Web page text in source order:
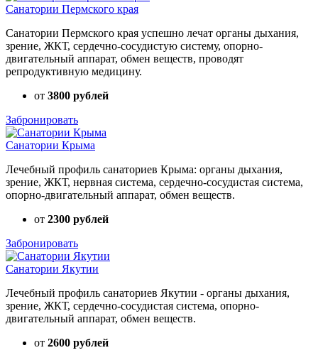
Санатории Пермского края
Санатории Пермского края успешно лечат органы дыхания,
зрение, ЖКТ, сердечно-сосудистую систему, опорно-
двигательный аппарат, обмен веществ, проводят
репродуктивную медицину.
от 3800 рублей
Забронировать
Санатории Крыма
Лечебный профиль санаториев Крыма: органы дыхания,
зрение, ЖКТ, нервная система, сердечно-сосудистая система,
опорно-двигательный аппарат, обмен веществ.
от 2300 рублей
Забронировать
Санатории Якутии
Лечебный профиль санаториев Якутии - органы дыхания,
зрение, ЖКТ, сердечно-сосудистая система, опорно-
двигательный аппарат, обмен веществ.
от 2600 рублей